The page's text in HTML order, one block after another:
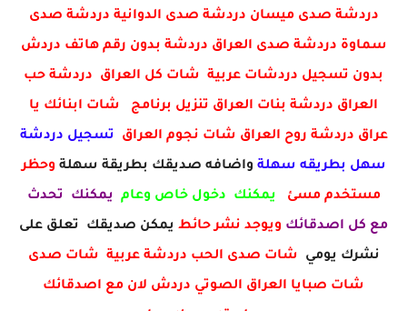
دردشة صدى ميسان دردشة صدى الدوانية دردشة صدى
سماوة دردشة صدى العراق دردشة بدون رقم هاتف دردش
بدون تسجيل دردشات عربية شات كل العراق دردشة حب
العراق دردشة بنات العراق تنزيل برنامج شات ابنائك يا
عراق دردشة روح العراق شات نجوم العراق تسجيل دردشة
سهل بطريقه سهلة واضافه صديقك بطريقة سهلة وحظر
مستخدم مسئ يمكنك دخول خاص وعام يمكنك تحدث
مع كل اصدقائك ويوجد نشر حائط يمكن صديقك تعلق على
نشرك يومي شات صدى الحب دردشة عربية شات صدى
شات صبايا العراق الصوتي دردش لان مع اصدقائك